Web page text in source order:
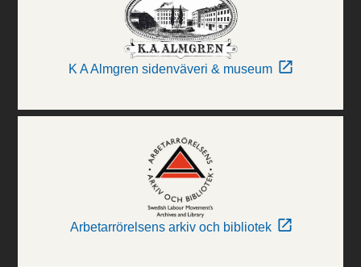
K A Almgren sidenväveri & museum
Arbetarrörelsens arkiv och bibliotek